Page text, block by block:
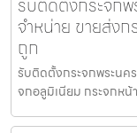
จำหน่าย ขายส่ง
ถูก
รับติดตั้งกระจกพระนค
จกอลูมิเนียม กระจกหน้